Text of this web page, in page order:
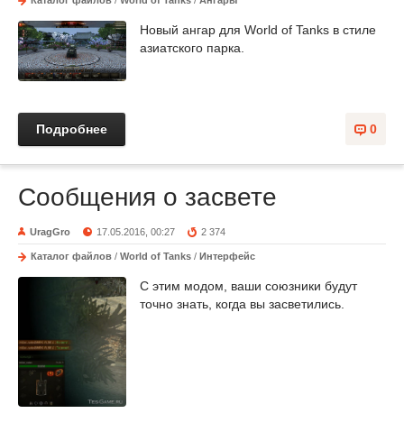
Новый ангар для World of Tanks в стиле
азиатского парка.
0
Подробнее
Сообщения о засвете
UragGro 17.05.2016, 00:27 2 374
Каталог файлов / World of Tanks / Интерфейс
С этим модом, ваши союзники будут
точно знать, когда вы засветились.